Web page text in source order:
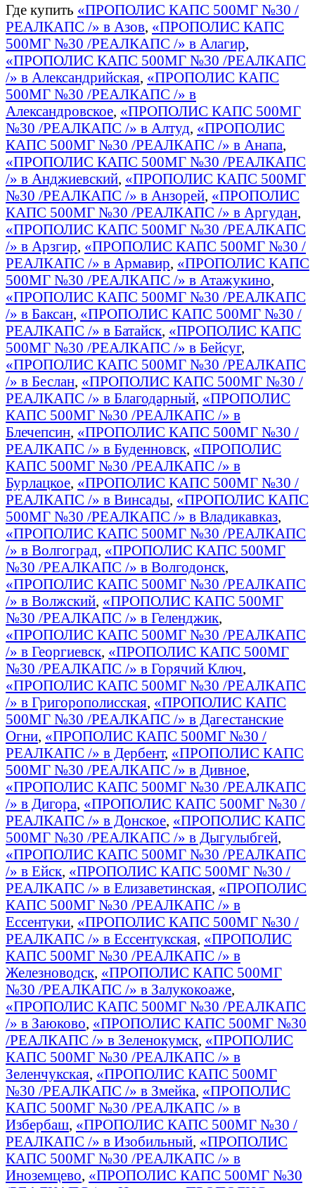
Где купить «ПРОПОЛИС КАПС 500МГ №30 /
РЕАЛКАПС /» в Азов, «ПРОПОЛИС КАПС
500МГ №30 /РЕАЛКАПС /» в Алагир,
«ПРОПОЛИС КАПС 500МГ №30 /РЕАЛКАПС
/» в Александрийская, «ПРОПОЛИС КАПС
500МГ №30 /РЕАЛКАПС /» в
Александровское, «ПРОПОЛИС КАПС 500МГ
№30 /РЕАЛКАПС /» в Алтуд, «ПРОПОЛИС
КАПС 500МГ №30 /РЕАЛКАПС /» в Анапа,
«ПРОПОЛИС КАПС 500МГ №30 /РЕАЛКАПС
/» в Анджиевский, «ПРОПОЛИС КАПС 500МГ
№30 /РЕАЛКАПС /» в Анзорей, «ПРОПОЛИС
КАПС 500МГ №30 /РЕАЛКАПС /» в Аргудан,
«ПРОПОЛИС КАПС 500МГ №30 /РЕАЛКАПС
/» в Арзгир, «ПРОПОЛИС КАПС 500МГ №30 /
РЕАЛКАПС /» в Армавир, «ПРОПОЛИС КАПС
500МГ №30 /РЕАЛКАПС /» в Атажукино,
«ПРОПОЛИС КАПС 500МГ №30 /РЕАЛКАПС
/» в Баксан, «ПРОПОЛИС КАПС 500МГ №30 /
РЕАЛКАПС /» в Батайск, «ПРОПОЛИС КАПС
500МГ №30 /РЕАЛКАПС /» в Бейсуг,
«ПРОПОЛИС КАПС 500МГ №30 /РЕАЛКАПС
/» в Беслан, «ПРОПОЛИС КАПС 500МГ №30 /
РЕАЛКАПС /» в Благодарный, «ПРОПОЛИС
КАПС 500МГ №30 /РЕАЛКАПС /» в
Блечепсин, «ПРОПОЛИС КАПС 500МГ №30 /
РЕАЛКАПС /» в Буденновск, «ПРОПОЛИС
КАПС 500МГ №30 /РЕАЛКАПС /» в
Бурлацкое, «ПРОПОЛИС КАПС 500МГ №30 /
РЕАЛКАПС /» в Винсады, «ПРОПОЛИС КАПС
500МГ №30 /РЕАЛКАПС /» в Владикавказ,
«ПРОПОЛИС КАПС 500МГ №30 /РЕАЛКАПС
/» в Волгоград, «ПРОПОЛИС КАПС 500МГ
№30 /РЕАЛКАПС /» в Волгодонск,
«ПРОПОЛИС КАПС 500МГ №30 /РЕАЛКАПС
/» в Волжский, «ПРОПОЛИС КАПС 500МГ
№30 /РЕАЛКАПС /» в Геленджик,
«ПРОПОЛИС КАПС 500МГ №30 /РЕАЛКАПС
/» в Георгиевск, «ПРОПОЛИС КАПС 500МГ
№30 /РЕАЛКАПС /» в Горячий Ключ,
«ПРОПОЛИС КАПС 500МГ №30 /РЕАЛКАПС
/» в Григорополисская, «ПРОПОЛИС КАПС
500МГ №30 /РЕАЛКАПС /» в Дагестанские
Огни, «ПРОПОЛИС КАПС 500МГ №30 /
РЕАЛКАПС /» в Дербент, «ПРОПОЛИС КАПС
500МГ №30 /РЕАЛКАПС /» в Дивное,
«ПРОПОЛИС КАПС 500МГ №30 /РЕАЛКАПС
/» в Дигора, «ПРОПОЛИС КАПС 500МГ №30 /
РЕАЛКАПС /» в Донское, «ПРОПОЛИС КАПС
500МГ №30 /РЕАЛКАПС /» в Дыгулыбгей,
«ПРОПОЛИС КАПС 500МГ №30 /РЕАЛКАПС
/» в Ейск, «ПРОПОЛИС КАПС 500МГ №30 /
РЕАЛКАПС /» в Елизаветинская, «ПРОПОЛИС
КАПС 500МГ №30 /РЕАЛКАПС /» в
Ессентуки, «ПРОПОЛИС КАПС 500МГ №30 /
РЕАЛКАПС /» в Ессентукская, «ПРОПОЛИС
КАПС 500МГ №30 /РЕАЛКАПС /» в
Железноводск, «ПРОПОЛИС КАПС 500МГ
№30 /РЕАЛКАПС /» в Залукокоаже,
«ПРОПОЛИС КАПС 500МГ №30 /РЕАЛКАПС
/» в Заюково, «ПРОПОЛИС КАПС 500МГ №30
/РЕАЛКАПС /» в Зеленокумск, «ПРОПОЛИС
КАПС 500МГ №30 /РЕАЛКАПС /» в
Зеленчукская, «ПРОПОЛИС КАПС 500МГ
№30 /РЕАЛКАПС /» в Змейка, «ПРОПОЛИС
КАПС 500МГ №30 /РЕАЛКАПС /» в
Избербаш, «ПРОПОЛИС КАПС 500МГ №30 /
РЕАЛКАПС /» в Изобильный, «ПРОПОЛИС
КАПС 500МГ №30 /РЕАЛКАПС /» в
Иноземцево, «ПРОПОЛИС КАПС 500МГ №30